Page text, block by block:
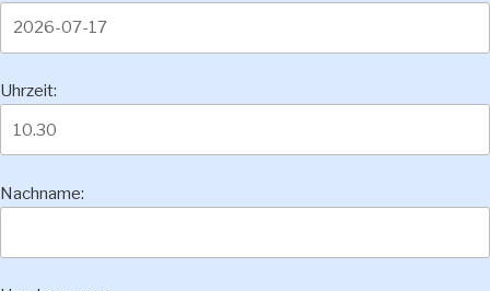
Uhrzeit:
Nachname: